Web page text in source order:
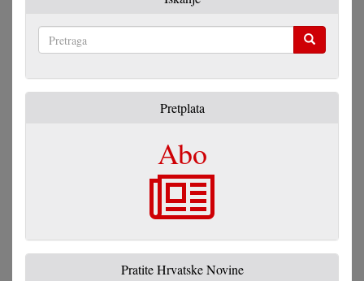
Pretplata
Abo
Pratite Hrvatske Novine